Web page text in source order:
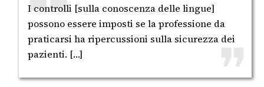
I controlli [sulla conoscenza delle lingue]
possono essere imposti se la professione da
praticarsi ha ripercussioni sulla sicurezza dei
pazienti. […]